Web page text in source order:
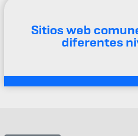
Sitios web
diferentes